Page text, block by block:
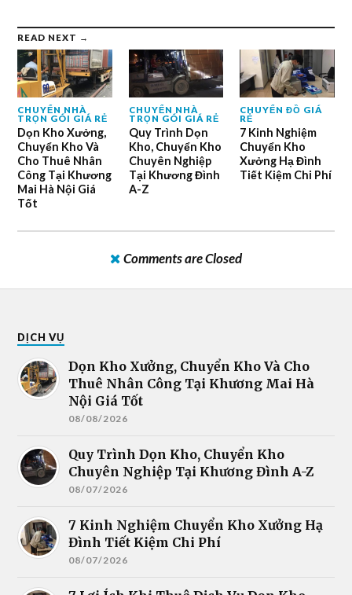
READ NEXT →
CHUYỂN NHÀ
TRỌN GÓI GIÁ RẺ
Dọn Kho Xưởng,
Chuyển Kho Và
Cho Thuê Nhân
Công Tại Khương
Mai Hà Nội Giá
Tốt
CHUYỂN NHÀ
TRỌN GÓI GIÁ RẺ
Quy Trình Dọn
Kho, Chuyển Kho
Chuyên Nghiệp
Tại Khương Đình
A-Z
CHUYỂN ĐỒ GIÁ
RẺ
7 Kinh Nghiệm
Chuyển Kho
Xưởng Hạ Đình
Tiết Kiệm Chi Phí
Comments are Closed
DỊCH VỤ
Dọn Kho Xưởng, Chuyển Kho Và Cho
Thuê Nhân Công Tại Khương Mai Hà
Nội Giá Tốt
08/08/2026
Quy Trình Dọn Kho, Chuyển Kho
Chuyên Nghiệp Tại Khương Đình A-Z
08/07/2026
7 Kinh Nghiệm Chuyển Kho Xưởng Hạ
Đình Tiết Kiệm Chi Phí
08/07/2026